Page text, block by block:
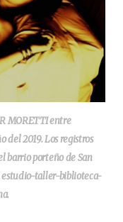
MORETTI entre
del 2019. Los registros
barrio porteño de San
estudio-taller-biblioteca-